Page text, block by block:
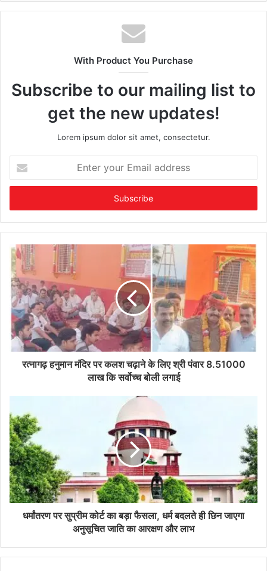
With Product You Purchase
Subscribe to our mailing list to
get the new updates!
Lorem ipsum dolor sit amet, consectetur.
your
Email
रत्नागढ़ हनुमान मंदिर पर कलश चढ़ाने के लिए श्री पंवार 8.51000
लाख कि सर्वोच्च बोली लगाई
धर्मांतरण पर सुप्रीम कोर्ट का बड़ा फैसला, धर्म बदलते ही छिन जाएगा
अनुसूचित जाति का आरक्षण और लाभ